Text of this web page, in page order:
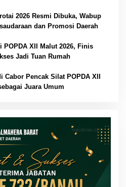
2026 Resmi Dibuka, Wabup
dan Promosi Daerah
POPDA XII Malut 2026, Finis
Jadi Tuan Rumah
Cabor Pencak Silat POPDA XII
Juara Umum